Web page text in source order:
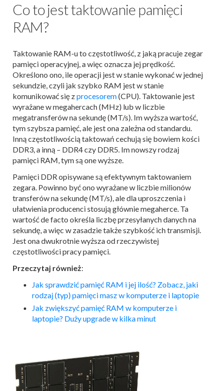
Co to jest taktowanie pamięci
RAM?
Taktowanie RAM-u to częstotliwość, z jaką pracuje zegar
pamięci operacyjnej, a więc oznacza jej prędkość.
Określono ono, ile operacji jest w stanie wykonać w jednej
sekundzie, czyli jak szybko RAM jest w stanie
komunikować się zprocesorem(CPU). Taktowanie jest
wyrażane w megahercach (MHz) lub w liczbie
megatransferów na sekundę (MT/s). Im wyższa wartość,
tym szybsza pamięć, ale jest ona zależna od standardu.
Inną częstotliwością taktowań cechują się bowiem kości
DDR3, a inną – DDR4 czy DDR5. Im nowszy rodzaj
pamięci RAM, tym są one wyższe.
Pamięci DDR opisywane są efektywnym taktowaniem
zegara. Powinno być ono wyrażane w liczbie milionów
transferów na sekundę (MT/s), ale dla uproszczenia i
ułatwienia producenci stosują głównie megaherce. Ta
wartość de facto określa liczbę przesyłanych danych na
sekundę, a więc w zasadzie także szybkość ich transmisji.
Jest ona dwukrotnie wyższa od rzeczywistej
częstotliwości pracy pamięci.
Przeczytaj również:
Jak sprawdzić pamięć RAM i jej ilość? Zobacz, jaki
rodzaj (typ) pamięci masz w komputerze i laptopie
Jak zwiększyć pamięć RAM w komputerze i
laptopie? Duży upgrade w kilka minut